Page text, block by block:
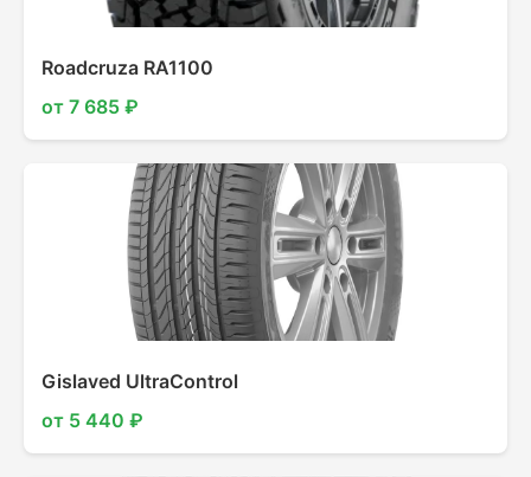
Roadcruza RA1100
от 7 685 ₽
Gislaved UltraControl
от 5 440 ₽